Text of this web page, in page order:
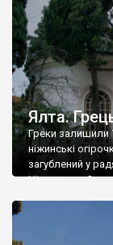
Ялта.
Греки залишили
ніжинські
загублений у
Ніжин греки?